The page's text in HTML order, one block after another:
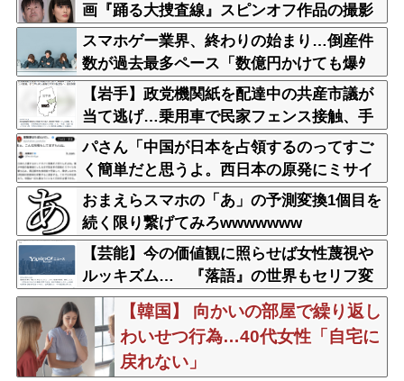
画『踊る大捜査線』スピンオフ作品の撮影
中止が正式に決定
スマホゲー業界、終わりの始まり…倒産件
数が過去最多ペース「数億円かけても爆ﾀ
ﾋ」
【岩手】政党機関紙を配達中の共産市議が
当て逃げ…乗用車で民家フェンス接触、手
で押し戻し通報せず次の配達先へ 宮古
パさん「中国が日本を占領するのってすご
く簡単だと思うよ。西日本の原発にミサイ
ルを撃ち込めばいい」
おまえらスマホの「あ」の予測変換1個目を
続く限り繋げてみろwwwwwww
【芸能】今の価値観に照らせば女性蔑視や
ルッキズム… 『落語』の世界もセリフ変
更や改作、現代にふさわしい表現模索の動
【韓国】 向かいの部屋で繰り返し
わいせつ行為…40代女性「自宅に
戻れない」